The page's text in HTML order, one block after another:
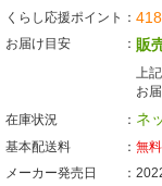
くらし応援ポイント 418
お届け目安
販
上
お
在庫状況
ネ
基本配送料
無料
メーカー発売日